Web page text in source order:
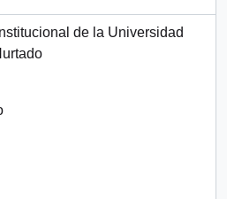
de la Universidad